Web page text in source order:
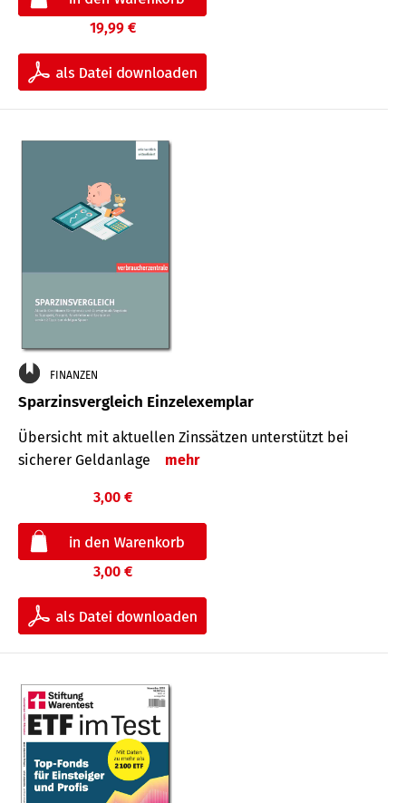
19,99 €
FINANZEN
Sparzinsvergleich Einzelexemplar
Übersicht mit aktuellen Zinssätzen unterstützt bei
sicherer Geldanlage
mehr
3,00 €
3,00 €